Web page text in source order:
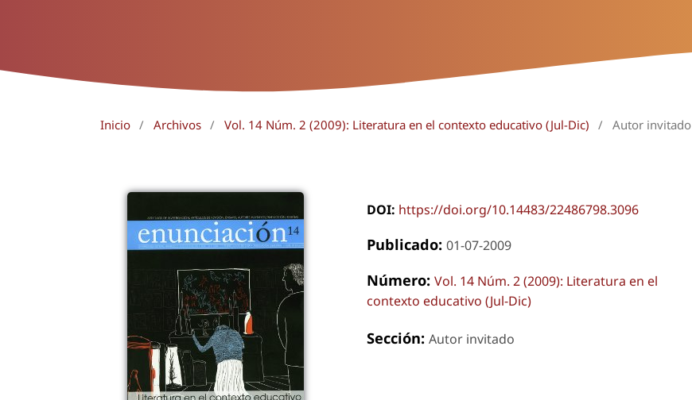
Inicio / Archivos / Vol. 14 Núm. 2 (2009): Literatura en el contexto educativo (Jul-Dic) / Autor invitado
DOI: https://doi.org/10.14483/22486798.3096
Publicado: 01-07-2009
Número: Vol. 14 Núm. 2 (2009): Literatura en el
contexto educativo (Jul-Dic)
Sección: Autor invitado